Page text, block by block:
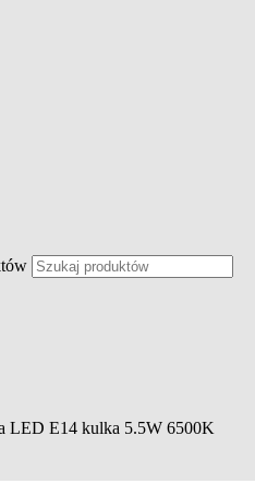
LED E14 kulka 5.5W 6500K